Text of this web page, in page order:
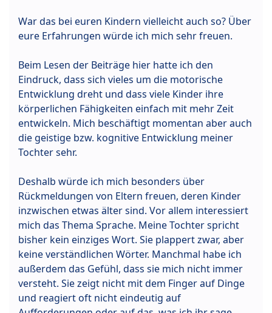
War das bei euren Kindern vielleicht auch so? Über
eure Erfahrungen würde ich mich sehr freuen.
Beim Lesen der Beiträge hier hatte ich den
Eindruck, dass sich vieles um die motorische
Entwicklung dreht und dass viele Kinder ihre
körperlichen Fähigkeiten einfach mit mehr Zeit
entwickeln. Mich beschäftigt momentan aber auch
die geistige bzw. kognitive Entwicklung meiner
Tochter sehr.
Deshalb würde ich mich besonders über
Rückmeldungen von Eltern freuen, deren Kinder
inzwischen etwas älter sind. Vor allem interessiert
mich das Thema Sprache. Meine Tochter spricht
bisher kein einziges Wort. Sie plappert zwar, aber
keine verständlichen Wörter. Manchmal habe ich
außerdem das Gefühl, dass sie mich nicht immer
versteht. Sie zeigt nicht mit dem Finger auf Dinge
und reagiert oft nicht eindeutig auf